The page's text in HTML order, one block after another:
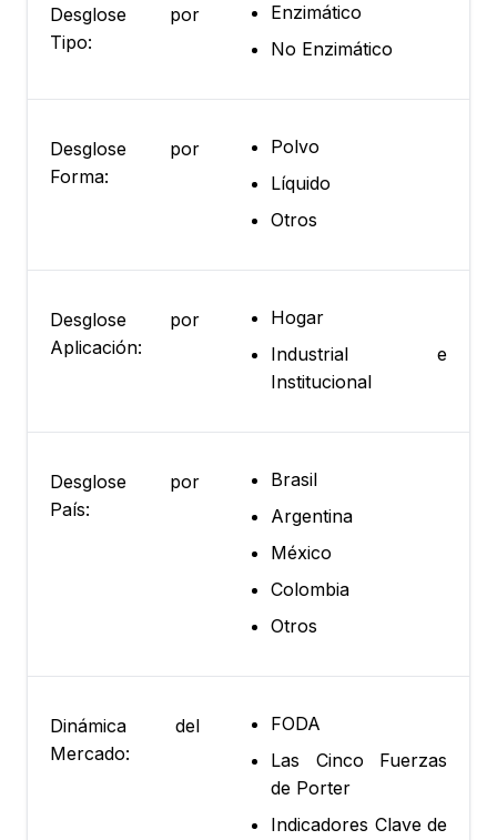
Desglose por
Tipo:
Enzimático
No Enzimático
Desglose por
Forma:
Polvo
Líquido
Otros
Desglose por
Aplicación:
Hogar
Industrial e
Institucional
Desglose por
País:
Brasil
Argentina
México
Colombia
Otros
Dinámica del
Mercado:
FODA
Las Cinco Fuerzas
de Porter
Indicadores Clave de